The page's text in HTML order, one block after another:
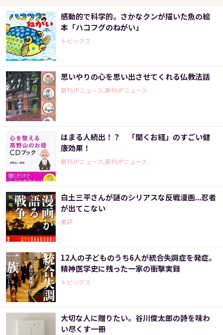
感動的で科学的。さかなクンが描いた魚の絵
本「ハコフグのねがい」
トピックス
思いやりの心を思い出させてくれる仏教法話
新刊JPニュース,新刊JPニュース
はまる人続出！？ 「聞くお経」のすごい健
康効果！
新刊JPニュース,新刊JPニュース
白土三平さんが謎のシリアスな反戦漫画...忍者
が出てこない
書評
12人の子どものうち6人が統合失調症を発症。
精神医学史に残った一家の衝撃実録
トピックス
大切な人に贈りたい。谷川俊太郎の詩を味わ
い尽くす一冊